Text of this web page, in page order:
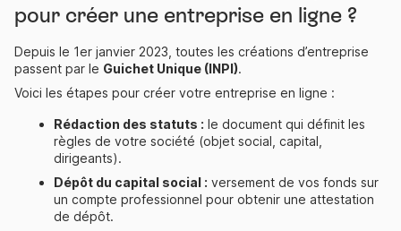
pour créer une entreprise en ligne ?
Depuis le 1er janvier 2023, toutes les créations d’entreprise
passent par le Guichet Unique (INPI).
Voici les étapes pour créer votre entreprise en ligne :
Rédaction des statuts : le document qui définit les
règles de votre société (objet social, capital,
dirigeants).
Dépôt du capital social : versement de vos fonds sur
un compte professionnel pour obtenir une attestation
de dépôt.